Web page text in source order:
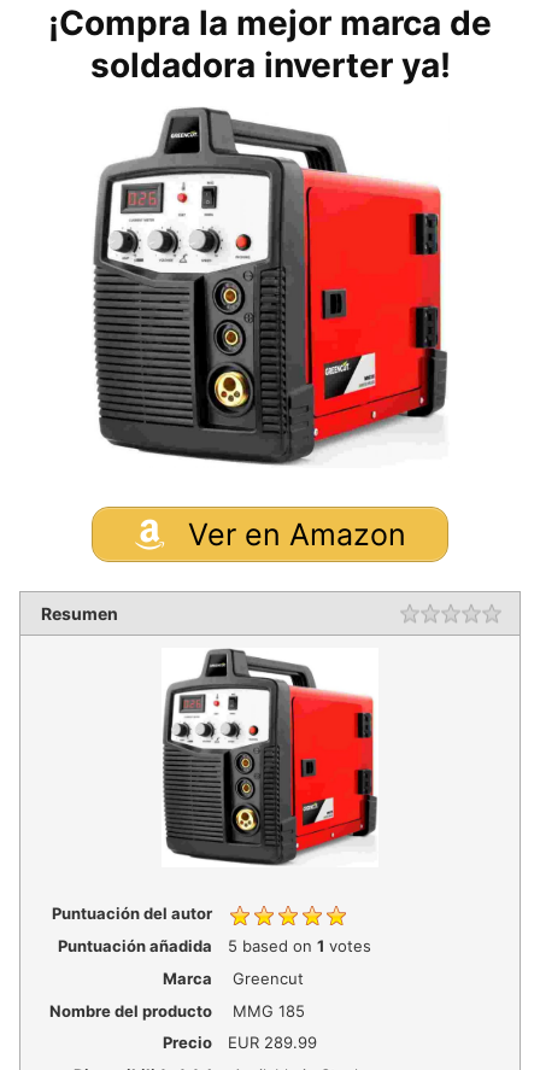
¡Compra la mejor marca de
soldadora inverter ya!
Ver en Amazon
Resumen
Puntuación del autor
Puntuación añadida
5 based on1 votes
Marca
Greencut
Nombre del producto
MMG 185
Precio
EUR 289.99